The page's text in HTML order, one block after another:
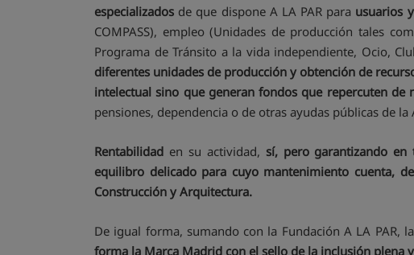
especializados de que dispone A LA PAR para usuarios
COMPASS), empleo (Unidades de producción tales
Programa de Tránsito a la vida independiente, Ocio,
diferentes unidades de producción y obtención de
intelectual sino que generan fondos que repercuten
pensiones, dependencia o de otras ayudas públicas de
Rentabilidad en su actividad, sí, pero garantizando
equilibro delicado para cuyo mantenimiento cuenta,
Construcción y Arquitectura.
De igual forma, sumando con la Fundación A LA PAR,
forma la Marca Madrid con el sello de la inclusión plena